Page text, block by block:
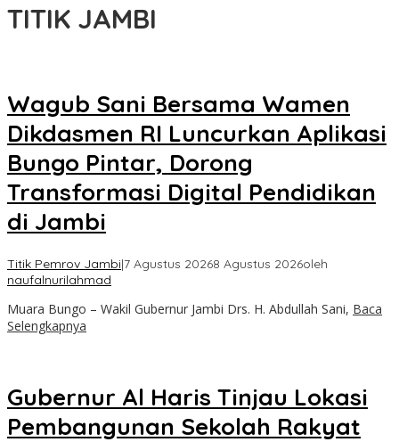
TITIK JAMBI
Wagub Sani Bersama Wamen
Dikdasmen RI Luncurkan Aplikasi
Bungo Pintar, Dorong
Transformasi Digital Pendidikan
di Jambi
Titik Pemrov Jambi|7 Agustus 20268 Agustus 2026oleh
naufalnurilahmad
Muara Bungo – Wakil Gubernur Jambi Drs. H. Abdullah Sani, Baca
Selengkapnya
Gubernur Al Haris Tinjau Lokasi
Pembangunan Sekolah Rakyat